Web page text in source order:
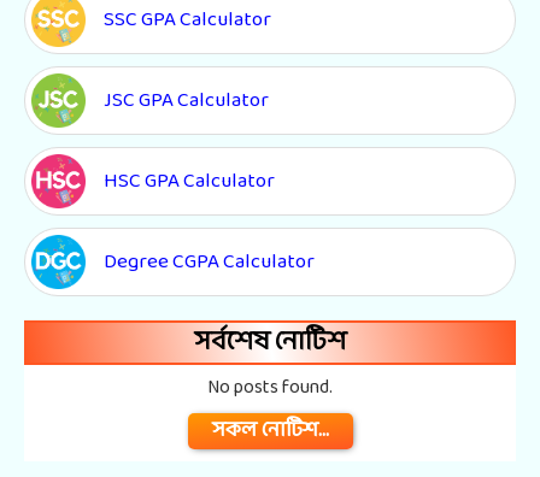
SSC GPA Calculator
JSC GPA Calculator
HSC GPA Calculator
Degree CGPA Calculator
সর্বশেষ নোটিশ
No posts found.
সকল নোটিশ...